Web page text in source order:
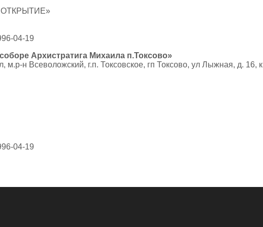
04-19
Архистратига Михаила п.Токсово»
м.р-н Всеволожский, г.п. Токсовское, гп Токсово, ул Лыжная, д. 16,
04-19